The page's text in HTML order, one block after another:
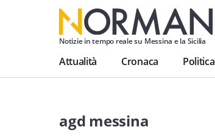
Notizie in tempo reale su Messina e la Sicilia
Attualità Cronaca Politica
agd messina